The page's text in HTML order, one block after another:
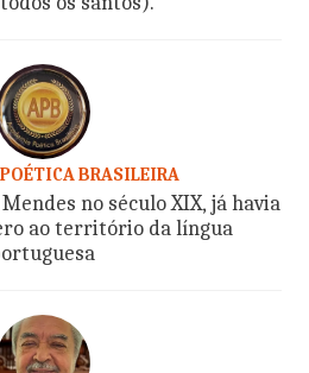
BRASILEIRA
no século XIX, já havia
ao território da língua